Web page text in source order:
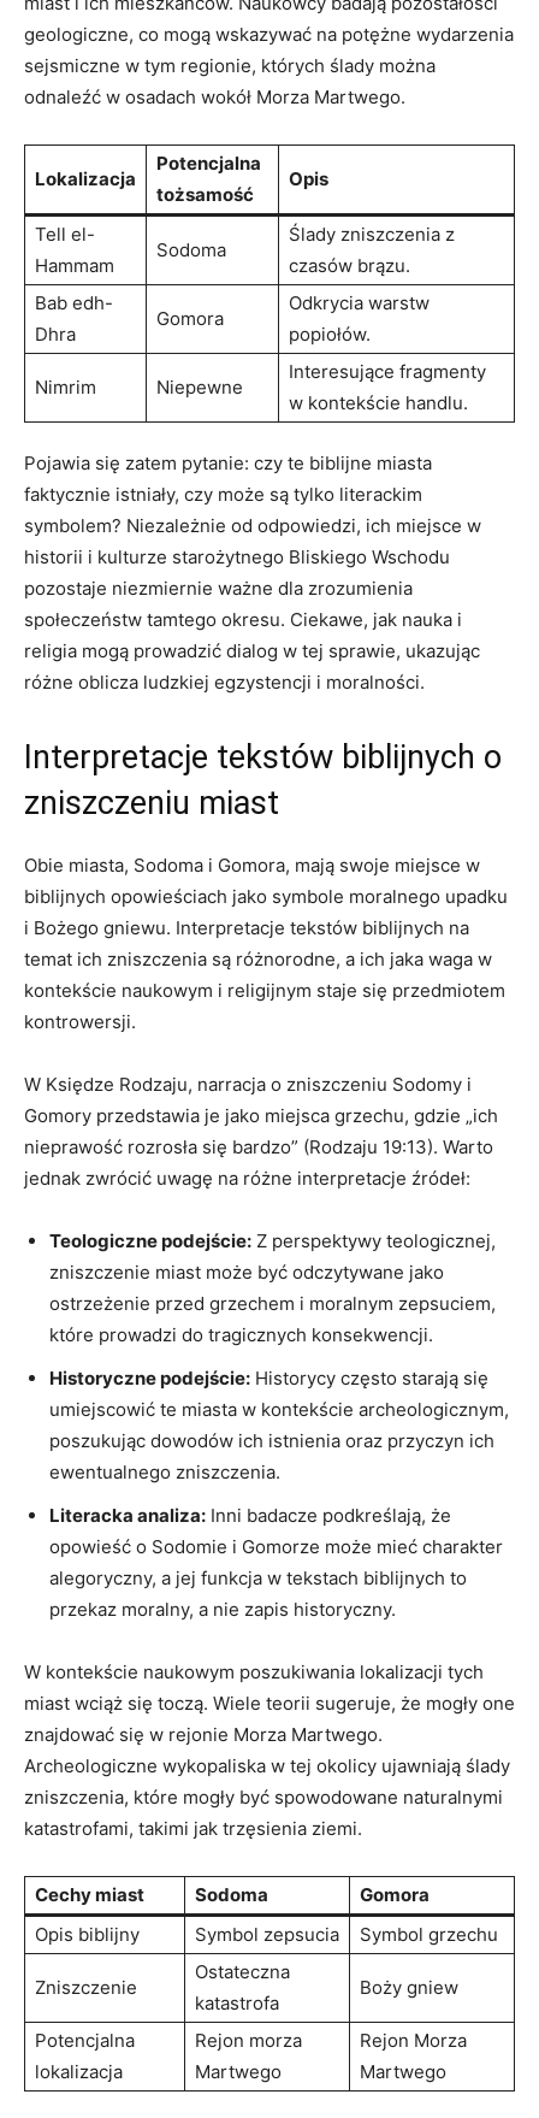
geologiczne, co mogą wskazywać na potężne wydarzenia
sejsmiczne w tym regionie, których ślady można
odnaleźć w osadach wokół Morza Martwego.
Lokalizacja
Potencjalna
tożsamość
Opis
Tell el-
Hammam
Sodoma
Ślady zniszczenia z
czasów brązu.
Bab edh-
Dhra
Gomora
Odkrycia warstw
popiołów.
Nimrim Niepewne
Interesujące fragmenty
w kontekście handlu.
Pojawia się zatem pytanie: czy te biblijne miasta
faktycznie istniały, czy może są tylko literackim
symbolem? Niezależnie od odpowiedzi, ich miejsce w
historii i kulturze starożytnego Bliskiego Wschodu
pozostaje niezmiernie ważne dla zrozumienia
społeczeństw tamtego okresu. Ciekawe, jak nauka i
religia mogą prowadzić dialog w tej sprawie, ukazując
różne oblicza ludzkiej egzystencji i moralności.
Interpretacje tekstów biblijnych o
zniszczeniu miast
Obie miasta, Sodoma i Gomora, mają swoje miejsce w
biblijnych opowieściach jako symbole moralnego upadku
i Bożego gniewu. Interpretacje tekstów biblijnych na
temat ich zniszczenia są różnorodne, a ich jaka waga w
kontekście naukowym i religijnym staje się przedmiotem
kontrowersji.
W Księdze Rodzaju, narracja o zniszczeniu Sodomy i
Gomory przedstawia je jako miejsca grzechu, gdzie „ich
nieprawość rozrosła się bardzo” (Rodzaju 19:13). Warto
jednak zwrócić uwagę na różne interpretacje źródeł:
Teologiczne podejście: Z perspektywy teologicznej,
zniszczenie miast może być odczytywane jako
ostrzeżenie przed grzechem i moralnym zepsuciem,
które prowadzi do tragicznych konsekwencji.
Historyczne podejście: Historycy często starają się
umiejscowić te miasta w kontekście archeologicznym,
poszukując dowodów ich istnienia oraz przyczyn ich
ewentualnego zniszczenia.
Literacka analiza: Inni badacze podkreślają, że
opowieść o Sodomie i Gomorze może mieć charakter
alegoryczny, a jej funkcja w tekstach biblijnych to
przekaz moralny, a nie zapis historyczny.
W kontekście naukowym poszukiwania lokalizacji tych
miast wciąż się toczą. Wiele teorii sugeruje, że mogły one
znajdować się w rejonie Morza Martwego.
Archeologiczne wykopaliska w tej okolicy ujawniają ślady
zniszczenia, które mogły być spowodowane naturalnymi
katastrofami, takimi jak trzęsienia ziemi.
Cechy miast Sodoma
Gomora
Opis biblijny
Symbol zepsucia Symbol grzechu
Zniszczenie
Ostateczna
katastrofa
Boży gniew
Potencjalna
lokalizacja
Rejon morza
Martwego
Rejon Morza
Martwego